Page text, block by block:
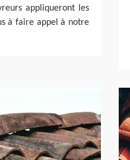
appliqueront les
à faire appel à notre